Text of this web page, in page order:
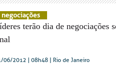
negociações
terão dia de negociações
06/2012 | 08h48 | Rio de Janeiro